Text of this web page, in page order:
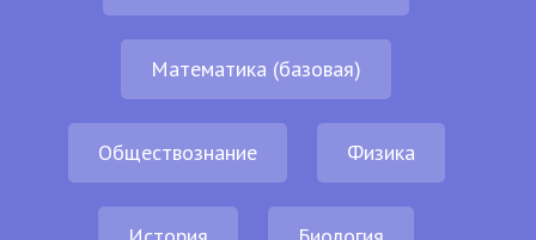
Математика (базовая)
Обществознание Физика